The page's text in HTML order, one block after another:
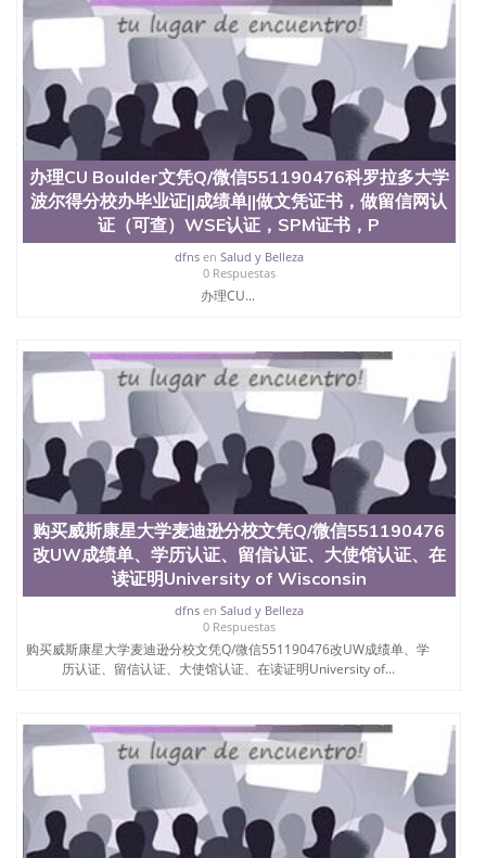
誉为美国本科教育质量的核心代表。其计算机系与会
计系更是在当今美国大学教学排名中表现优异。其毕
业生大多可以在其所处地域的世界硅谷中心得到工作
机会。许多硅谷公司甚至在学生大三和大四的学期提
供许多相应科系的实习机会。无论是加州大学系统
(UC)，还是加州州立大学系统(CSU), 圣何塞州立大学
都占据着加州所有大学中的地理位置。 圣何塞州立大
学座落于硅谷(Silicon Valley), 于附近的旧金山-圣何塞
地区为全美的重要科技中心。约有学生三万人，超过
134种学士学科和65个硕士学科，并有来自世界60余
国的学生来此就读。其有名的科系如计算机科学，电
子工程学，工商管理学，艺术设计，和航空学等，深
受性肯定及好评；而各种大学部和研究所的商学课程
也吸引了众多不同国家的专业人士前来研究与学习。
二、办理流程： 1、收集客户办理信息； 2、客户付
品部做成品； 6、成品做好拍照或者视频确认再付余
款； 7、快递给客户（国内顺丰，国外DHL）。 三、
真实网上可查的证明材料 1、教育部学历学位认证，
留服真实存档可查，存档。 2、留学回国人员证明
（使馆认证），使馆网站真实存档可查。 3、留信网
真实可查认证办理，存档可查，终身受用。 四、办理
流程农业科学院、艺术与建筑学院、商学院、交流学
院、地球及物质科学院、教育学院、工程学院、健康
与人类发展学院、信息工程与科学学院、人文学院、
护理学院、科学学院等。学校的教育学院排名在全美
前十名，工学院排名在前十五名，且继续攀升中。纽
约大学为学生们提供本科、硕士及博士学位。学校的
专业课程包括：会计学、MBA、财务、教育、建筑工
程、经济、医学、护理、文学、音乐、生物学、统计
学、美术、电子工程、天文学、农业、环境污染控
制、历史、电气工程、生物工程、建筑设计、工商管
销、机械工程、计算机科学、物理学、人工智能、商
科、金融专业 1、客户提供相关材料，确定客户办理
信息，给出操作方案； 2、补充毕业证成绩单等相关
材料； 3、留服注册申请账号，付定金； 4、预约递
交时间，公司人员陪同客户本人一起去留服递交材
料； 5、等待结果，完成结果书留服直接邮寄给客户
办理CU Boulder文凭Q/微信551190476科罗拉多大学
波尔得分校办毕业证||成绩单||做文凭证书，做留信网认
证（可查）WSE认证，SPM证书，P
dfnsen Salud y Belleza
0 Respuestas
办理CU...
购买威斯康星大学麦迪逊分校文凭Q/微信551190476
改UW成绩单、学历认证、留信认证、大使馆认证、在
读证明University of Wisconsin
dfnsen Salud y Belleza
0 Respuestas
购买威斯康星大学麦迪逊分校文凭Q/微信551190476改UW成绩单、学
历认证、留信认证、大使馆认证、在读证明University of...